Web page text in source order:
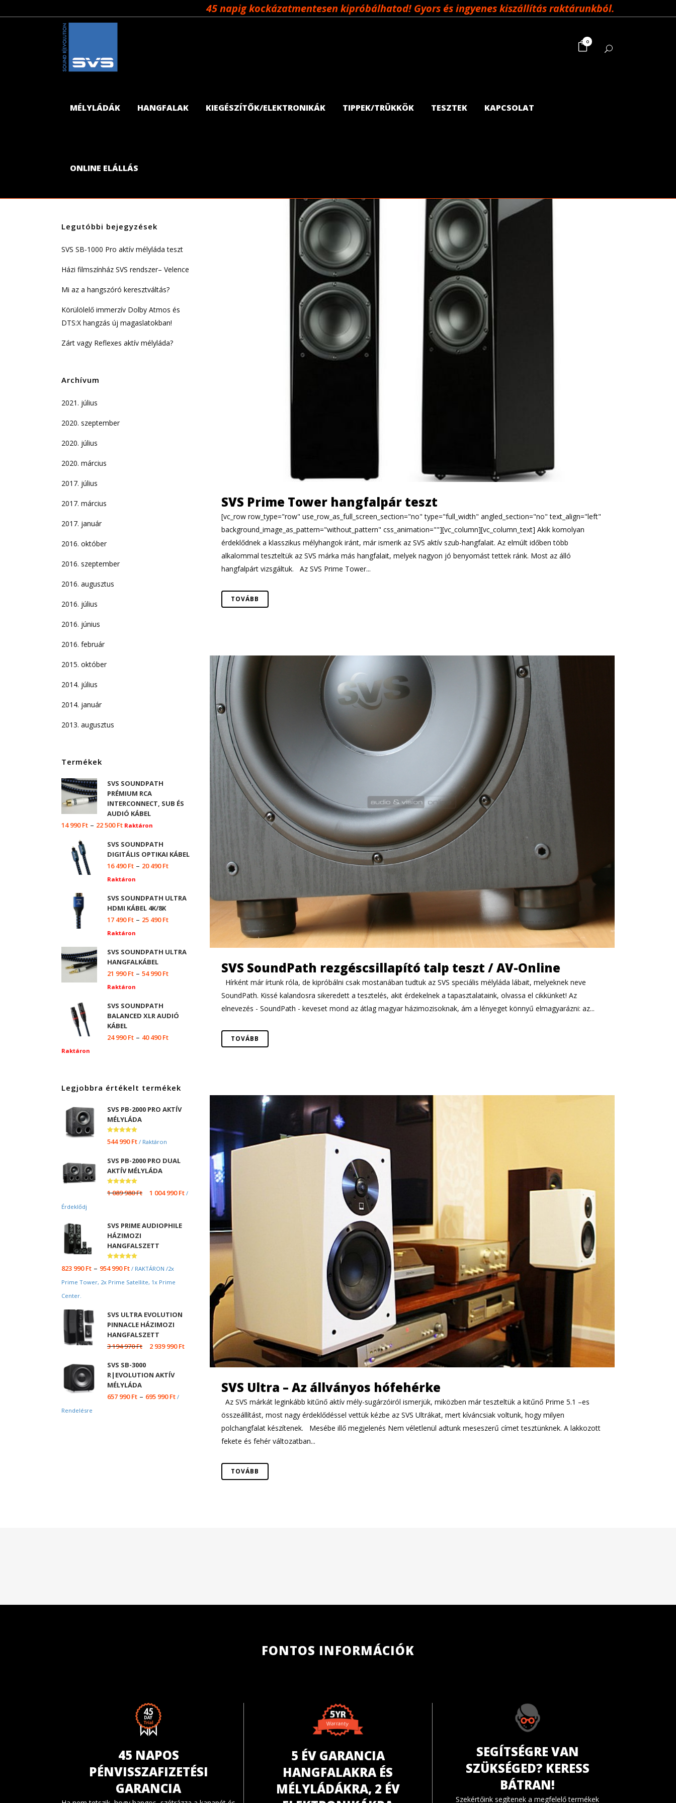
45 napig kockázatmentesen kipróbálhatod! Gyors és ingyenes kiszállítás raktárunkból.
0
MÉLYLÁDÁK HANGFALAK KIEGÉSZÍTŐK/ELEKTRONIKÁK TIPPEK/TRÜKKÖK TESZTEK KAPCSOLAT
ONLINE ELÁLLÁS
Tesztek
Legutóbbi bejegyzések
SVS SB-1000 Pro aktív mélyláda teszt
Házi filmszínház SVS rendszer– Velence
Mi az a hangszóró keresztváltás?
Körülölelő immerzív Dolby Atmos és
DTS:X hangzás új magaslatokban!
Zárt vagy Reflexes aktív mélyláda?
Archívum
2021. július
2020. szeptember
2020. július
2020. március
2017. július
2017. március
2017. január
2016. október
2016. szeptember
2016. augusztus
2016. július
2016. június
2016. február
2015. október
2014. július
2014. január
2013. augusztus
Termékek
SVS SOUNDPATH
PRÉMIUM RCA
INTERCONNECT, SUB ÉS
AUDIÓ KÁBEL
14 990Ft – 22 500Ft Raktáron
SVS SOUNDPATH
DIGITÁLIS OPTIKAI KÁBEL
16 490Ft – 20 490Ft
Raktáron
SVS SOUNDPATH ULTRA
HDMI KÁBEL 4K/8K
17 490Ft – 25 490Ft
Raktáron
SVS SOUNDPATH ULTRA
HANGFALKÁBEL
21 990Ft – 54 990Ft
Raktáron
SVS SOUNDPATH
BALANCED XLR AUDIÓ
KÁBEL
24 990Ft – 40 490Ft
Raktáron
Legjobbra értékelt termékek
SVS PB-2000 PRO AKTÍV
MÉLYLÁDA
5.00/ 5
544 990Ft / Raktáron
SVS PB-2000 PRO DUAL
AKTÍV MÉLYLÁDA
5.00/ 5
1 089 980Ft 1 004 990Ft /
Érdeklődj
SVS PRIME AUDIOPHILE
HÁZIMOZI
HANGFALSZETT
5.00/ 5
823 990Ft – 954 990Ft / RAKTÁRON /2x
Prime Tower, 2x Prime Satellite, 1x Prime
Center.
SVS ULTRA EVOLUTION
PINNACLE HÁZIMOZI
HANGFALSZETT
3 194 970Ft 2 939 990Ft
SVS SB-3000
R|EVOLUTION AKTÍV
MÉLYLÁDA
657 990Ft – 695 990Ft /
Rendelésre
SVS Prime Tower hangfalpár teszt
[vc_row row_type="row" use_row_as_full_screen_section="no" type="full_width" angled_section="no" text_align="left"
background_image_as_pattern="without_pattern" css_animation=""][vc_column][vc_column_text] Akik komolyan
érdeklődnek a klasszikus mélyhangok iránt, már ismerik az SVS aktív szub-hangfalait. Az elmúlt időben több
alkalommal teszteltük az SVS márka más hangfalait, melyek nagyon jó benyomást tettek ránk. Most az álló
hangfalpárt vizsgáltuk. Az SVS Prime Tower...
TOVÁBB
SVS SoundPath rezgéscsillapító talp teszt / AV-Online
Hírként már írtunk róla, de kipróbálni csak mostanában tudtuk az SVS speciális mélyláda lábait, melyeknek neve
SoundPath. Kissé kalandosra sikeredett a tesztelés, akit érdekelnek a tapasztalataink, olvassa el cikkünket! Az
elnevezés - SoundPath - keveset mond az átlag magyar házimozisoknak, ám a lényeget könnyű elmagyarázni: az...
TOVÁBB
SVS Ultra – Az állványos hófehérke
Az SVS márkát leginkább kitűnő aktív mély-sugárzóiról ismerjük, miközben már teszteltük a kitűnő Prime 5.1 –es
összeállítást, most nagy érdeklődéssel vettük kézbe az SVS Ultrákat, mert kíváncsiak voltunk, hogy milyen
polchangfalat készítenek. Mesébe illő megjelenés Nem véletlenül adtunk meseszerű címet tesztünknek. A lakkozott
fekete és fehér változatban...
TOVÁBB
FONTOS INFORMÁCIÓK
45 NAPOS
PÉNVISSZAFIZETÉSI
GARANCIA
5 ÉV GARANCIA
HANGFALAKRA ÉS
MÉLYLÁDÁKRA, 2 ÉV
SEGÍTSÉGRE VAN
SZÜKSÉGED? KERESS
BÁTRAN!
Szekértőink segítenek a megfelelő termékek